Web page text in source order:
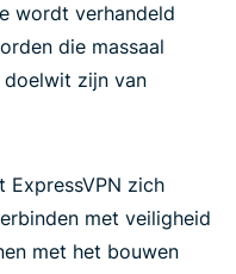
wordt verhandeld
die massaal
zijn van
ExpressVPN zich
met veiligheid
met het bouwen